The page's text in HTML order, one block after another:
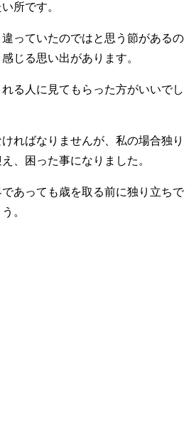
所です。
っていたのではと思う節があるの
じる思い出があります。
る人に見てもらった方がいいでし
ればなりませんが、私の場合独り
、困った事になりました。
あっても歳を取る前に独り立ちで
。